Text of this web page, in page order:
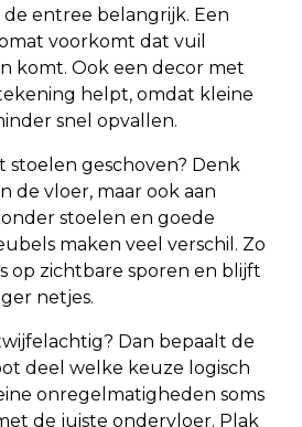
de entree belangrijk. Een
voorkomt dat vuil
komt. Ook een decor met
helpt, omdat kleine
snel opvallen.
stoelen geschoven? Denk
de vloer, maar ook aan
stoelen en goede
maken veel verschil. Zo
op zichtbare sporen en blijft
netjes.
Dan bepaalt de
deel welke keuze logisch
onregelmatigheden soms
de juiste ondervloer. Plak